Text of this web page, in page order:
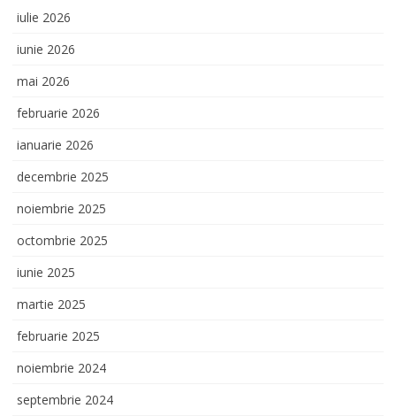
iulie 2026
iunie 2026
mai 2026
februarie 2026
ianuarie 2026
decembrie 2025
noiembrie 2025
octombrie 2025
iunie 2025
martie 2025
februarie 2025
noiembrie 2024
septembrie 2024